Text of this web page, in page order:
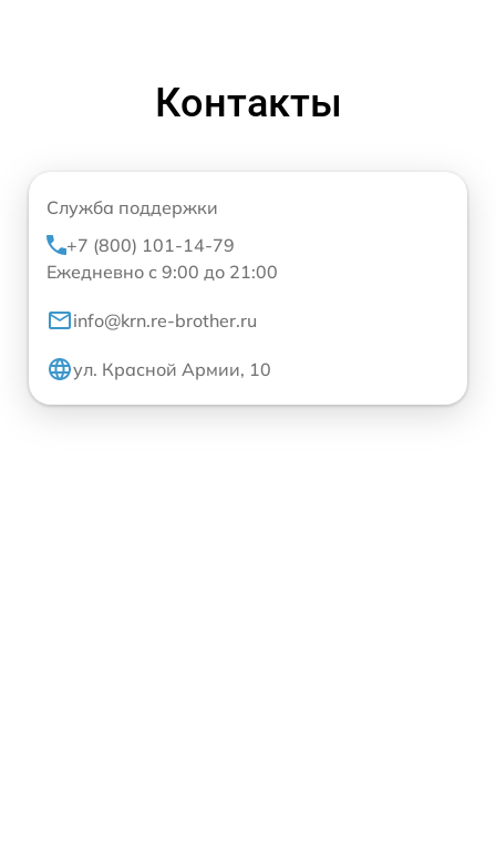
Контакты
Служба поддержки
+7 (800) 101-14-79
Ежедневно с 9:00 до 21:00
info@krn.re-brother.ru
ул. Красной Армии, 10